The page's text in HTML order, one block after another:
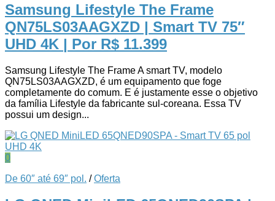
Samsung Lifestyle The Frame
QN75LS03AAGXZD | Smart TV 75″
UHD 4K | Por R$ 11.399
Samsung Lifestyle The Frame A smart TV, modelo
QN75LS03AAGXZD, é um equipamento que foge
completamente do comum. E é justamente esse o objetivo
da família Lifestyle da fabricante sul-coreana. Essa TV
possui um design...
0
De 60″ até 69″ pol. /Oferta